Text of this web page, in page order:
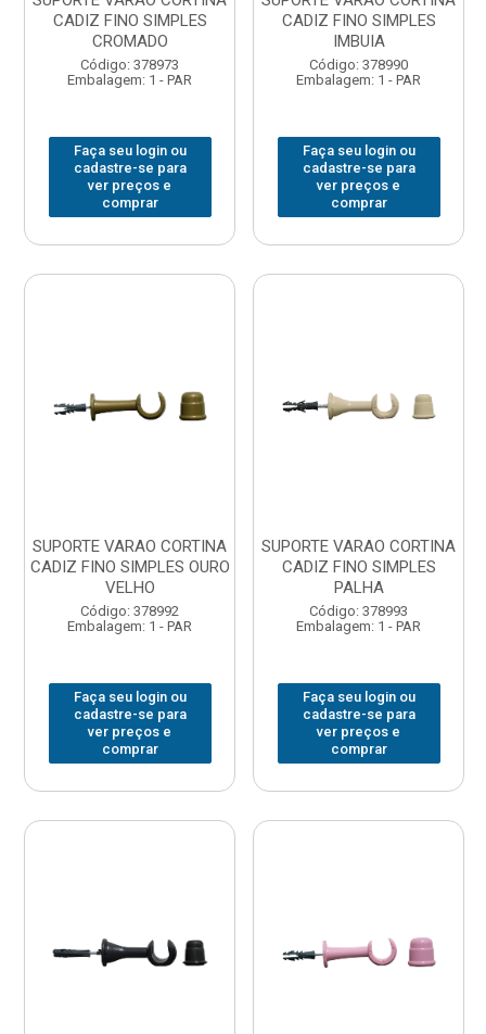
CADIZ FINO SIMPLES
CROMADO
Código: 378973
Embalagem: 1 - PAR
Faça seu login ou
cadastre-se para
ver preços e
comprar
CADIZ FINO SIMPLES
IMBUIA
Código: 378990
Embalagem: 1 - PAR
Faça seu login ou
cadastre-se para
ver preços e
comprar
SUPORTE VARAO CORTINA
CADIZ FINO SIMPLES OURO
VELHO
Código: 378992
Embalagem: 1 - PAR
Faça seu login ou
cadastre-se para
ver preços e
comprar
SUPORTE VARAO CORTINA
CADIZ FINO SIMPLES
PALHA
Código: 378993
Embalagem: 1 - PAR
Faça seu login ou
cadastre-se para
ver preços e
comprar